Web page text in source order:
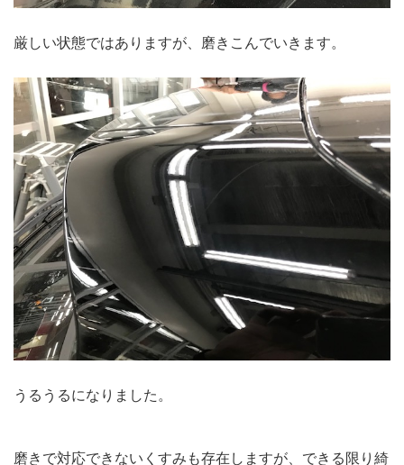
厳しい状態ではありますが、磨きこんでいきます。
うるうるになりました。
磨きで対応できないくすみも存在しますが、できる限り綺